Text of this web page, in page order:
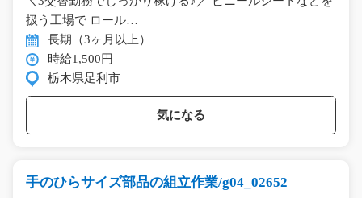
扱う工場で ロール…
長期（3ヶ月以上）
時給1,500円
栃木県足利市
気になる
手のひらサイズ部品の組立作業/g04_02652